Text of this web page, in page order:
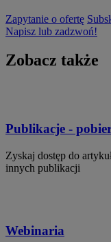
Zapytanie o ofertę
Napisz lub zadzwoń!
Zobacz także
Publikacje -
Zyskaj dostęp do
innych publikacji
Webinaria